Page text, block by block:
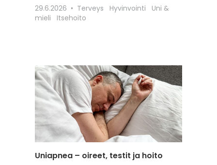
29.6.2026
Terveys Hyvinvointi
Uni &
mieli
Itsehoito
Uniapnea – oireet, testit ja hoito